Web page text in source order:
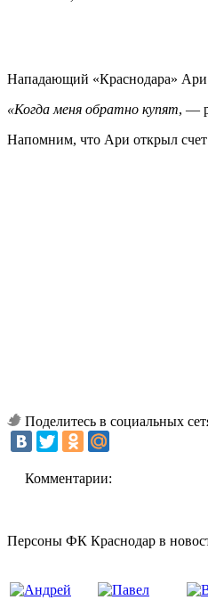
Нападающий «Краснодара» Ари
«Когда меня обратно купят, —
Напомним, что Ари открыл счет
Поделитесь в социальных
Комментарии:
Персоны ФК Краснодар в